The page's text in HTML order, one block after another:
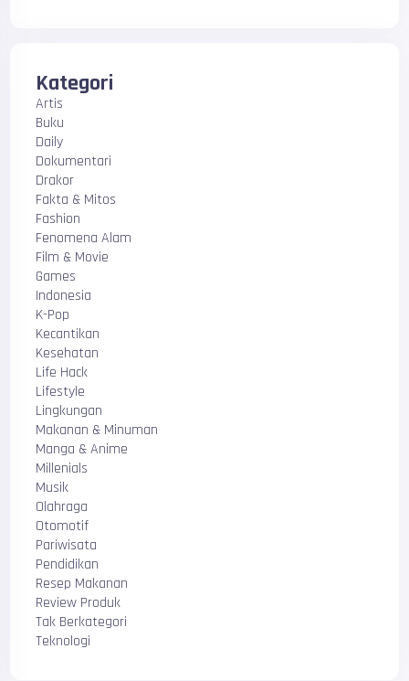
Kategori
Artis
Buku
Daily
Dokumentari
Drakor
Fakta & Mitos
Fashion
Fenomena Alam
Film & Movie
Games
Indonesia
K-Pop
Kecantikan
Kesehatan
Life Hack
Lifestyle
Lingkungan
Makanan & Minuman
Manga & Anime
Millenials
Musik
Olahraga
Otomotif
Pariwisata
Pendidikan
Resep Makanan
Review Produk
Tak Berkategori
Teknologi